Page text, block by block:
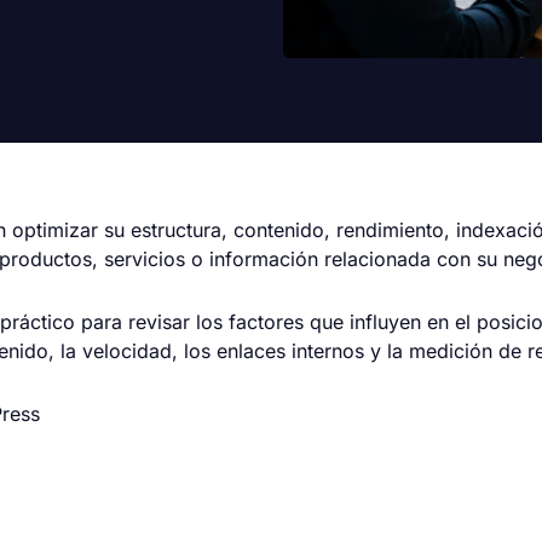
optimizar su estructura, contenido, rendimiento,
servicios o información relacionada con su
para revisar los factores que influyen en el
la velocidad, los enlaces internos y la medición de